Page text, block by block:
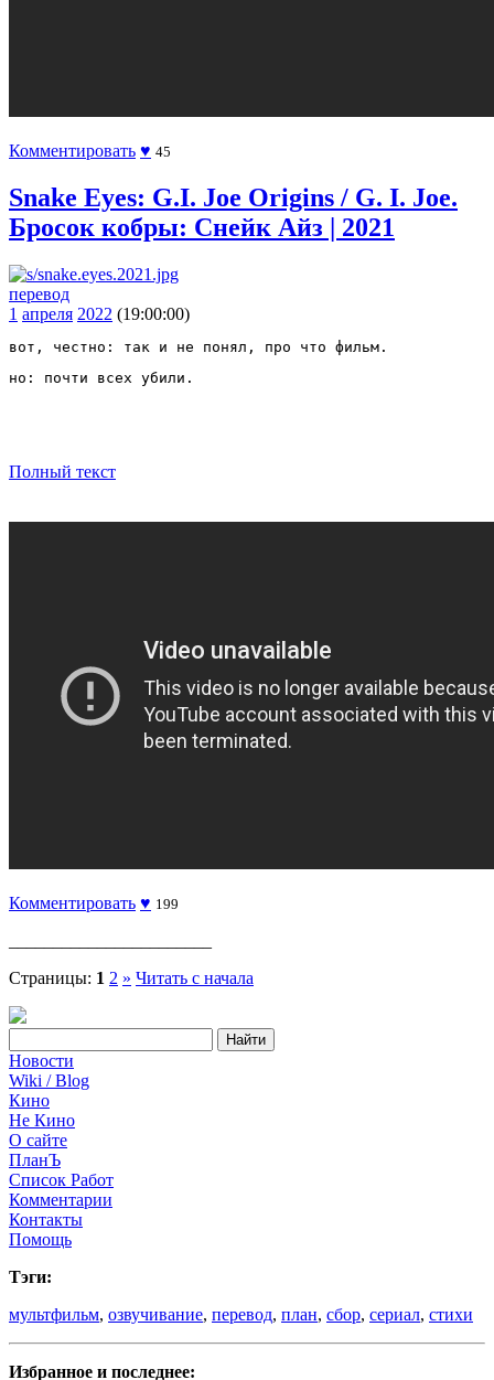
Комментировать ♥ 45
Snake Eyes: G.I. Joe Origins / G. I. Joe.
Бросок кобры: Снейк Айз | 2021
перевод
1 апреля 2022 (19:00:00)
вот, честно: так и не понял, про что фильм.
но: почти всех убили.
Полный текст
Комментировать ♥ 199
Страницы: 1 2 » Читать с начала
Новости
Wiki / Blog
Кино
Не Кино
О сайте
ПланЪ
Список Работ
Комментарии
Контакты
Помощь
Тэги:
мультфильм, озвучивание, перевод, план, сбор, сериал, стихи
Избранное и последнее: